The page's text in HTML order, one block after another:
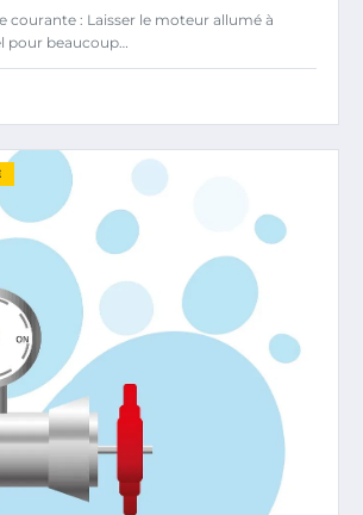
courante : Laisser le moteur allumé à
pour beaucoup…